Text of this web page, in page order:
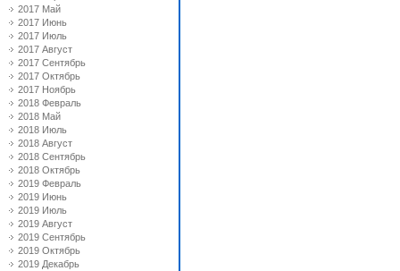
2017 Май
2017 Июнь
2017 Июль
2017 Август
2017 Сентябрь
2017 Октябрь
2017 Ноябрь
2018 Февраль
2018 Май
2018 Июль
2018 Август
2018 Сентябрь
2018 Октябрь
2019 Февраль
2019 Июнь
2019 Июль
2019 Август
2019 Сентябрь
2019 Октябрь
2019 Декабрь